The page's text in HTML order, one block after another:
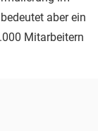
aber ein
Mitarbeitern